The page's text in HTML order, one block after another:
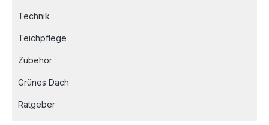
Technik
Teichpflege
Zubehör
Grünes Dach
Ratgeber